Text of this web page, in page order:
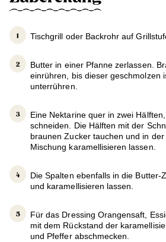
Tischgrill oder Backrohr auf
Butter in einer Pfanne zerlassen.
einrühren, bis dieser geschmolzen
unterrühren.
Eine Nektarine quer in zwei
schneiden. Die Hälften mit der
braunen Zucker tauchen und in
Mischung karamellisieren lassen.
Die Spalten ebenfalls in die Butter-
und karamellisieren lassen.
Für das Dressing Orangensaft,
mit dem Rückstand der
und Pfeffer abschmecken.